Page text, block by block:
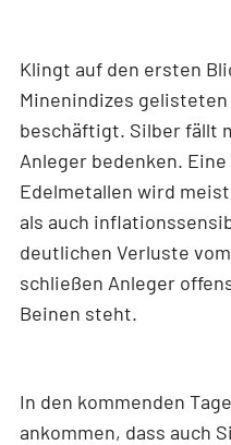
Klingt auf den ersten
Minenindizes
beschäftigt. Silber fällt
Anleger bedenken.
Edelmetallen wird
als auch
deutlichen Verluste
schließen Anleger
Beinen steht.
In den kommenden
ankommen, dass auch